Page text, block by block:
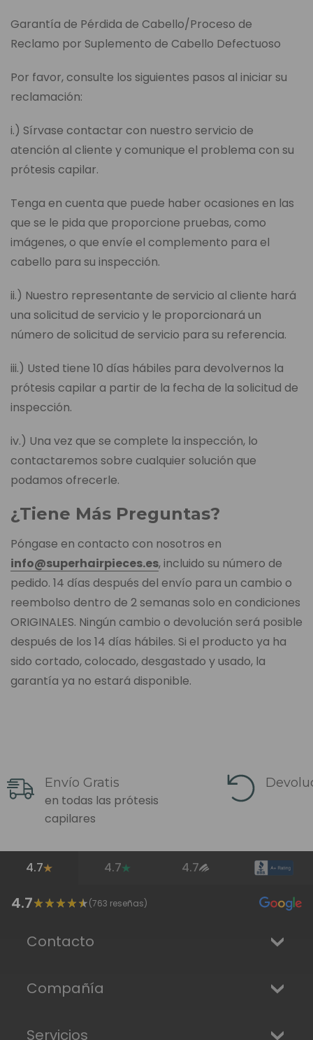
Garantía de Pérdida de Cabello/Proceso de
Reclamo por Suplemento de Cabello Defectuoso
Por favor, consulte los siguientes pasos al iniciar su
reclamación:
i.) Sírvase contactar con nuestro servicio de
atención al cliente y comunique el problema con su
prótesis capilar.
Tenga en cuenta que puede haber ocasiones en las
que se le pida que proporcione pruebas, como
imágenes, o que envíe el complemento para el
cabello para su inspección.
ii.) Nuestro representante de servicio al cliente hará
una solicitud de servicio y le proporcionará un
número de solicitud de servicio para su referencia.
iii.) Usted tiene 10 días hábiles para devolvernos la
prótesis capilar a partir de la fecha de la solicitud de
inspección.
iv.) Una vez que se complete la inspección, lo
contactaremos sobre cualquier solución que
podamos ofrecerle.
¿Tiene Más Preguntas?
Póngase en contacto con nosotros en
info@superhairpieces.es, incluido su número de
pedido. 14 días después del envío para un cambio o
reembolso dentro de 2 semanas solo en condiciones
ORIGINALES. Ningún cambio o devolución será posible
después de los 14 días hábiles. Si el producto ya ha
sido cortado, colocado, desgastado y usado, la
garantía ya no estará disponible.
Envío Gratis
en todas las prótesis
capilares
4.7 4.7 4.7
4.7 (763 reseñas)
Contacto
Compañía
Servicios